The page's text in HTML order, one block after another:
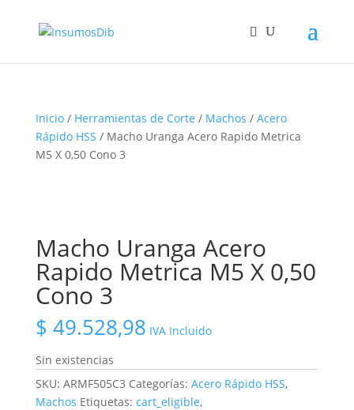
Inicio/ Herramientas de Corte / Machos / Acero
Rápido HSS / Macho Uranga Acero Rapido Metrica
M5 X 0,50 Cono 3
Macho Uranga Acero
Rapido Metrica M5 X 0,50
Cono 3
$ 49.528,98 IVA Incluido
Sin existencias
SKU: ARMF505C3 Categorías: Acero Rápido HSS,
Machos Etiquetas: cart_eligible,